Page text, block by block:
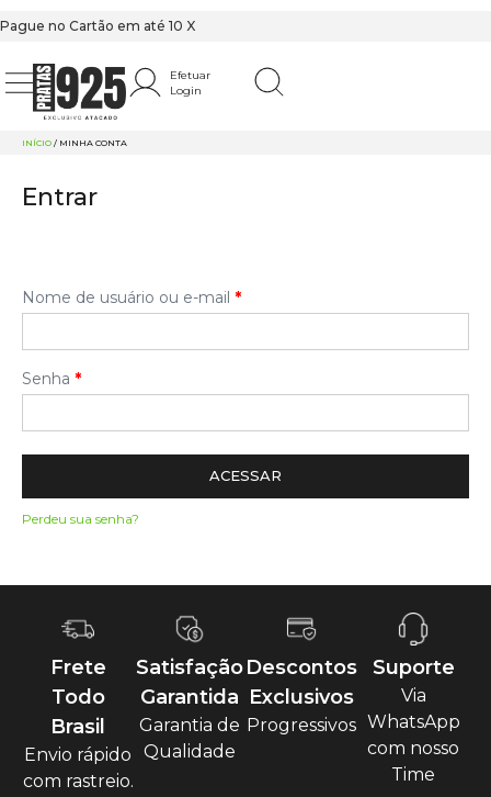
Pague no Cartão em até 10 X
Efetuar
Login
INÍCIO / MINHA CONTA
Entrar
Nome de usuário ou e-mail *
Senha *
ACESSAR
Perdeu sua senha?
Frete
Todo
Brasil
Envio rápido
com rastreio.
Satisfação
Garantida
Garantia de
Qualidade
Descontos
Exclusivos
Progressivos
Suporte
Via
WhatsApp
com nosso
Time